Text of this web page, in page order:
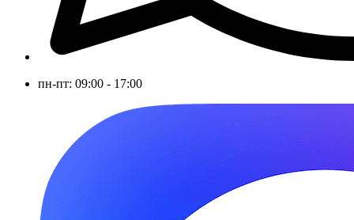
пн-пт: 09:00 - 17:00